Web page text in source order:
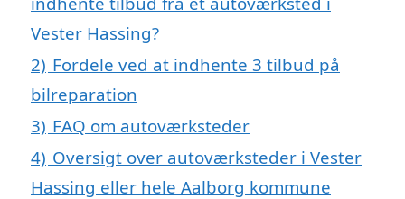
Vester Hassing?
2) Fordele ved at indhente 3 tilbud på
bilreparation
3) FAQ om autoværksteder
4) Oversigt over autoværksteder i Vester
Hassing eller hele Aalborg kommune